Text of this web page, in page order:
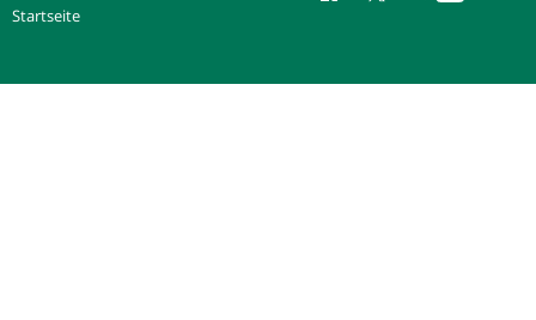
Startseite